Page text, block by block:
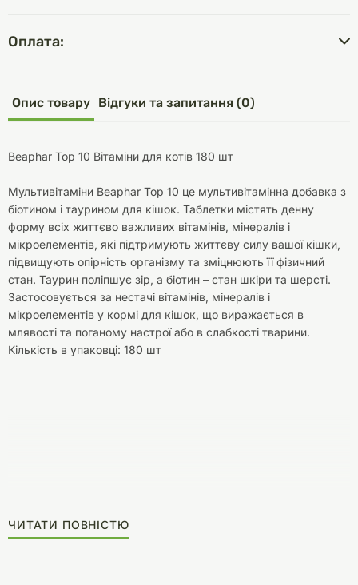
Оплата:
Опис товару Відгуки та запитання (0)
Beaphar Top 10 Вітаміни для котів 180 шт
Мультивітаміни Beaphar Top 10 це мультивітамінна добавка з
біотином і таурином для кішок. Таблетки містять денну
форму всіх життєво важливих вітамінів, мінералів і
мікроелементів, які підтримують життєву силу вашої кішки,
підвищують опірність організму та зміцнюють її фізичний
стан. Таурин поліпшує зір, а біотин – стан шкіри та шерсті.
Застосовується за нестачі вітамінів, мінералів і
мікроелементів у кормі для кішок, що виражається в
млявості та поганому настрої або в слабкості тварини.
Кількість в упаковці: 180 шт
ЧИТАТИ ПОВНІСТЮ